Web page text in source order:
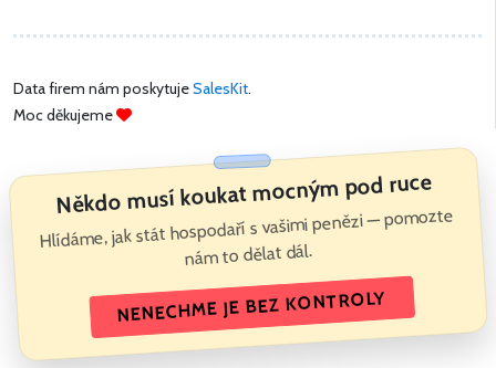
Data firem nám poskytujeSalesKit.
Moc děkujeme
Někdo musí koukat mocným pod ruce
Hlídáme, jak stát hospodaří s vašimi penězi — pomozte
nám to dělat dál.
NENECHME JE BEZ KONTROLY